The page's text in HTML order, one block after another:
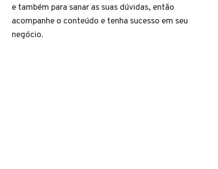
e também para sanar as suas dúvidas, então
acompanhe o conteúdo e tenha sucesso em seu
negócio.